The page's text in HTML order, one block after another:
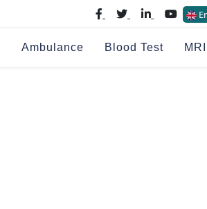
Ambulance Blood Test MRI